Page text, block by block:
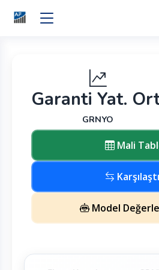
Garanti Yat.
GRNYO
Mali
Model